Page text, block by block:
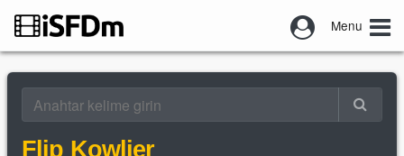
Menu
Flip Kowlier